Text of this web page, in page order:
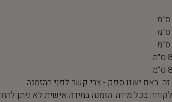
באם ישנו ספק - צרי קשר לפני ההזמנה.
בכל מידה. הזמנה במידה אישית לא ניתן